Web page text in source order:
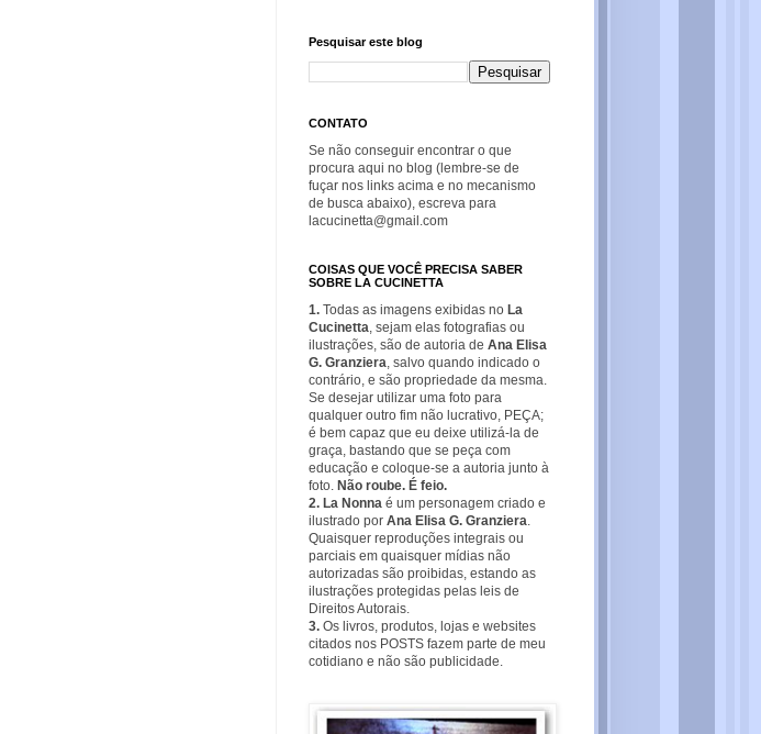
Pesquisar este blog
CONTATO
Se não conseguir encontrar o que
procura aqui no blog (lembre-se de
fuçar nos links acima e no mecanismo
de busca abaixo), escreva para
lacucinetta@gmail.com
COISAS QUE VOCÊ PRECISA SABER
SOBRE LA CUCINETTA
1. Todas as imagens exibidas no La
Cucinetta , sejam elas fotografias ou
ilustrações, são de autoria de Ana Elisa
G. Granziera , salvo quando indicado o
contrário, e são propriedade da mesma.
Se desejar utilizar uma foto para
qualquer outro fim não lucrativo, PEÇA;
é bem capaz que eu deixe utilizá-la de
graça, bastando que se peça com
educação e coloque-se a autoria junto à
foto. Não roube. É feio.
2. La Nonna é um personagem criado e
ilustrado por Ana Elisa G. Granziera
Quaisquer reproduções integrais ou
parciais em quaisquer mídias não
autorizadas são proibidas, estando as
ilustrações protegidas pelas leis de
Direitos Autorais.
3. Os livros, produtos, lojas e websites
citados nos POSTS fazem parte de meu
cotidiano e não são publicidade.